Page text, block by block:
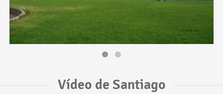
Vídeo de Santiago